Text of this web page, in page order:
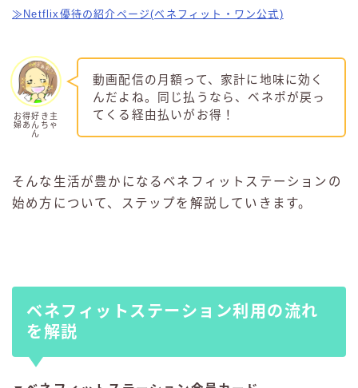
≫Netflix優待の紹介ページ(ベネフィット・ワン公式)
お得好き主
婦あんちゃ
ん
動画配信の月額って、家計に地味に効く
んだよね。同じ払うなら、ベネポが戻っ
てくる経由払いがお得！
そんな生活が豊かになるベネフィットステーションの
始め方について、ステップを解説していきます。
ベネフィットステーション利用の流れ
を解説